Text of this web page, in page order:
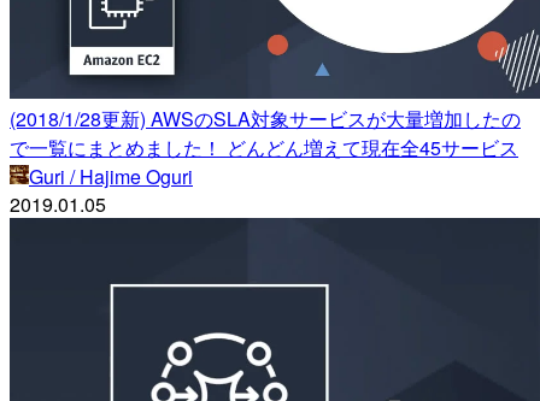
(2018/1/28更新) AWSのSLA対象サービスが大量増加したの
で一覧にまとめました！ どんどん増えて現在全45サービス
Guri / Hajime Oguri
2019.01.05